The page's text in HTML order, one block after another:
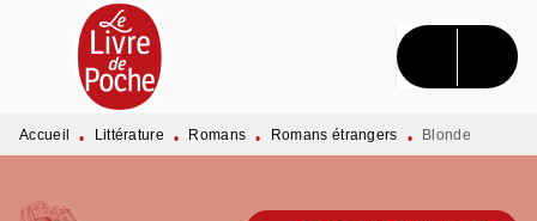
MENU RECHERCHE CONTENU
PIED DE PAGE
Accueil • Littérature • Romans • Romans étrangers • Blonde